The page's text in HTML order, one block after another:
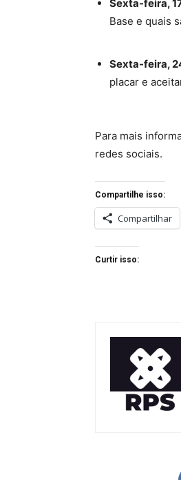
Sexta-feira,
Base e quais
Sexta-feira,
placar e
Para mais
redes sociais.
Compartilhe isso:
Compartilhar
Curtir isso: